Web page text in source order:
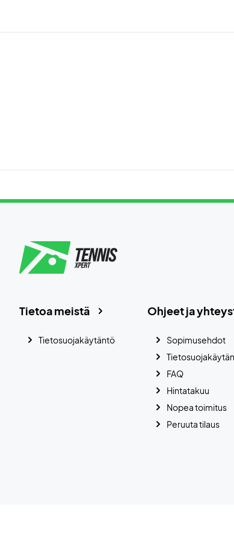
Ohjeet ja
Sopimusehdot
FAQ
Hintatakuu
Nopea toimitus
Peruuta tilaus
Tietoa meistä
Tietosuojakäytäntö